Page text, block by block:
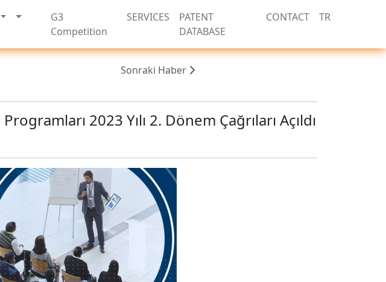
G3
Competition
SERVICES
PATENT
DATABASE
CONTACT TR
Sonraki Haber
2023 Yılı 2. Dönem Çağrıları Açıldı